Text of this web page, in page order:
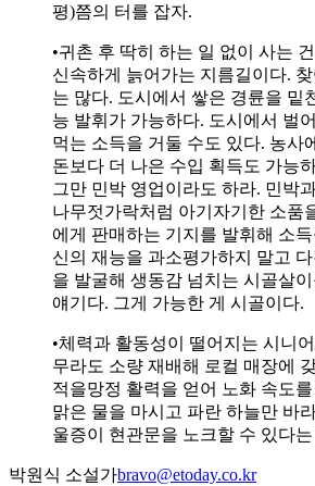
평)쯤의 터를 잡자.
•귀촌 후 딱히 하는 일 없이 사는
신속하게 늙어가는 지름길이다. 찾
는 많다. 도시에서 쌓은 경륜을 밑
능 발휘가 가능하다. 도시에서 벌
먹는 소득을 거둘 수도 있다. 농사
돈보다 더 나은 수입 획득도 가능
그만 민박 영업이라도 하라. 민박
나무젓가락처럼 아기자기한 소품
에게 판매하는 기지를 발휘해 소
신의 재능을 과소평가하지 말고
을 발굴해 생동감 넘치는 시골살
얘기다. 그게 가능한 게 시골이다.
•체력과 활동성이 떨어지는 시니
무라도 소량 재배해 로컬 매장에
적을망정 활력을 얻어 노화 속도
맑은 물을 마시고 파란 하늘만 바
울증이 현관문을 노크할 수 있다
박원식 소설가bravo@etoday.co.kr